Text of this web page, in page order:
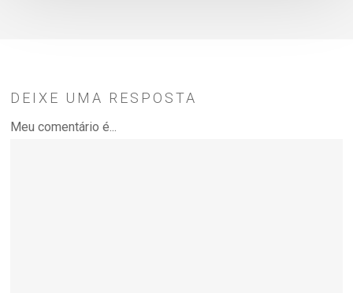
DEIXE UMA RESPOSTA
Meu comentário é...